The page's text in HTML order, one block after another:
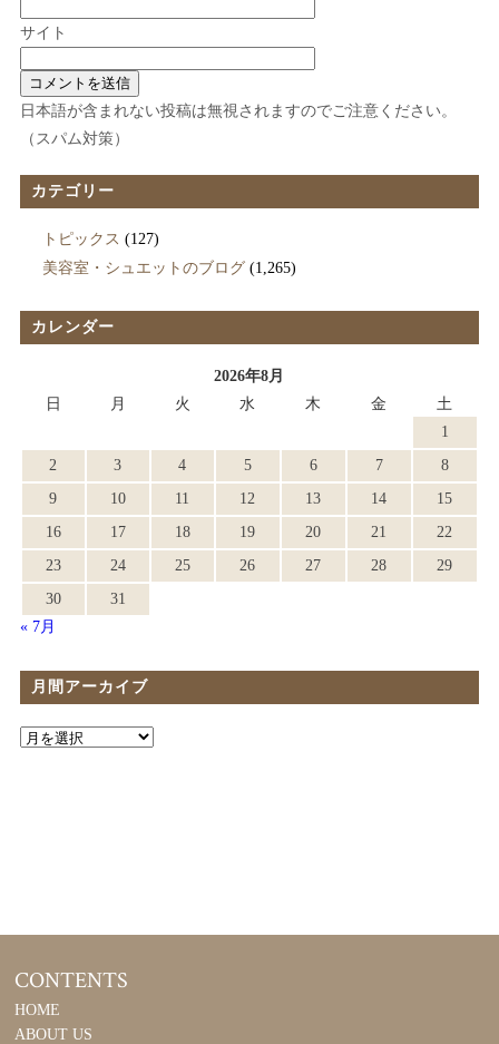
サイト
日本語が含まれない投稿は無視されますのでご注意ください。
（スパム対策）
カテゴリー
トピックス (127)
美容室・シュエットのブログ(1,265)
カレンダー
2026年8月
日
月 火 水 木 金
土
1
2
3 4 5 6 7
8
9
10 11 12 13 14
15
16
17 18 19 20 21
22
23
24 25 26 27 28
29
30
31
« 7月
月間アーカイブ
CONTENTS
HOME
ABOUT US